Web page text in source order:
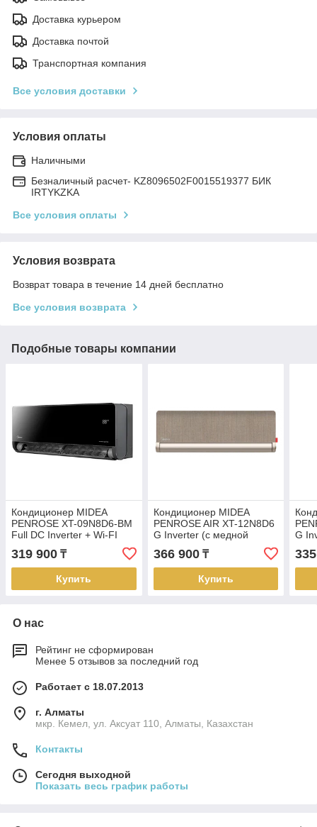
Доставка курьером
Доставка почтой
Транспортная компания
Все условия доставки
Условия оплаты
Наличными
Безналичный расчет- KZ8096502F0015519377 БИК
IRTYKZKA
Все условия оплаты
Условия возврата
Возврат товара в течение 14 дней бесплатно
Все условия возврата
Подобные товары компании
Кондиционер MIDEA
PENROSE XT-09N8D6-BM
Full DC Inverter + Wi-FI
(без медной трубы)
319 900 ₸
Купить
Кондиционер MIDEA
PENROSE AIR XT-12N8D6
G Inverter (с медной
366 900₸
Купить
G
О нас
Рейтинг не сформирован
Менее 5 отзывов за последний год
Работает с 18.07.2013
г. Алматы
мкр. Кемел, ул. Аксуат 110, Алматы, Казахстан
Контакты
Сегодня выходной
Показать весь график работы